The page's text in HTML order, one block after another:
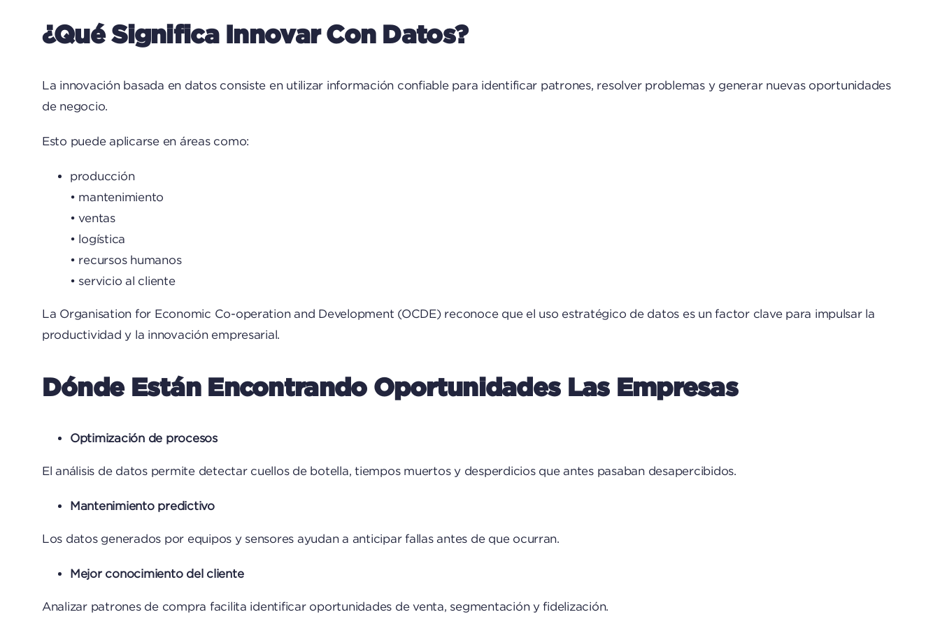
¿Qué Significa Innovar Con Datos?
La innovación basada en datos consiste en utilizar información confiable para identificar patrones, resolver problemas y generar nuevas oportunidades
de negocio.
Esto puede aplicarse en áreas como:
producción
• mantenimiento
• ventas
• logística
• recursos humanos
• servicio al cliente
La Organisation for Economic Co-operation and Development (OCDE) reconoce que el uso estratégico de datos es un factor clave para impulsar la
productividad y la innovación empresarial.
Dónde Están Encontrando Oportunidades Las Empresas
Optimización de procesos
El análisis de datos permite detectar cuellos de botella, tiempos muertos y desperdicios que antes pasaban desapercibidos.
Mantenimiento predictivo
Los datos generados por equipos y sensores ayudan a anticipar fallas antes de que ocurran.
Mejor conocimiento del cliente
Analizar patrones de compra facilita identificar oportunidades de venta, segmentación y fidelización.